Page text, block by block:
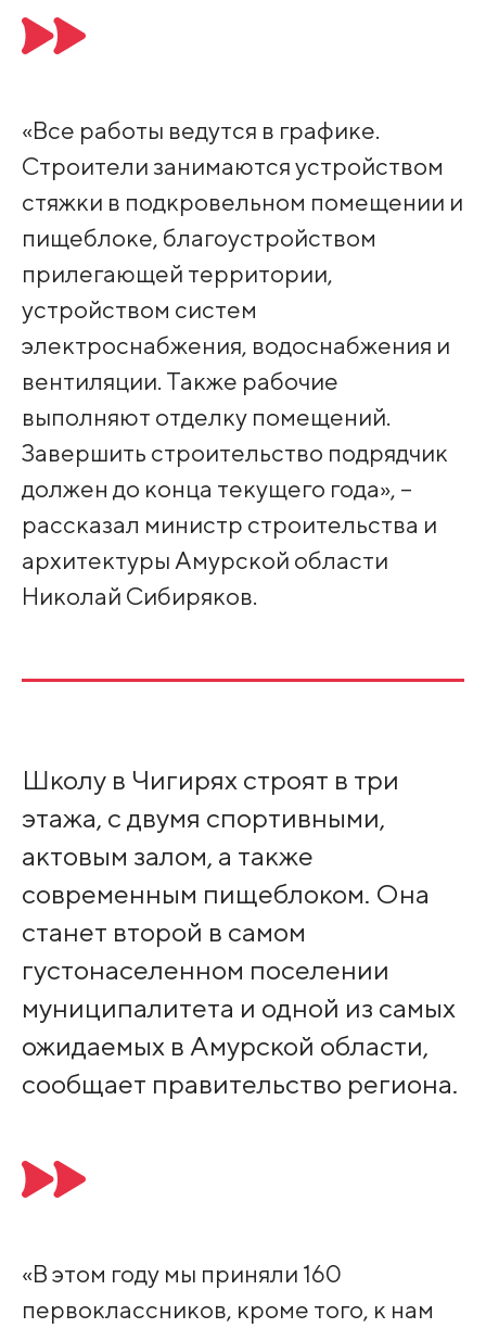
«Все работы ведутся в графике.
Строители занимаются устройством
стяжки в подкровельном помещении и
пищеблоке, благоустройством
прилегающей территории,
устройством систем
электроснабжения, водоснабжения и
вентиляции. Также рабочие
выполняют отделку помещений.
Завершить строительство подрядчик
должен до конца текущего года», –
рассказал министр строительства и
архитектуры Амурской области
Николай Сибиряков.
Школу в Чигирях строят в три
этажа, с двумя спортивными,
актовым залом, а также
современным пищеблоком. Она
станет второй в самом
густонаселенном поселении
муниципалитета и одной из самых
ожидаемых в Амурской области,
сообщает правительство региона.
«В этом году мы приняли 160
первоклассников, кроме того, к нам